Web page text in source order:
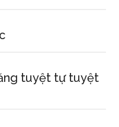
tuyệt tự tuyệt